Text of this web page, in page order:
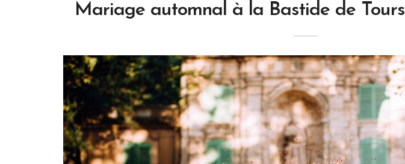
Mariage automnal à la Bastide de